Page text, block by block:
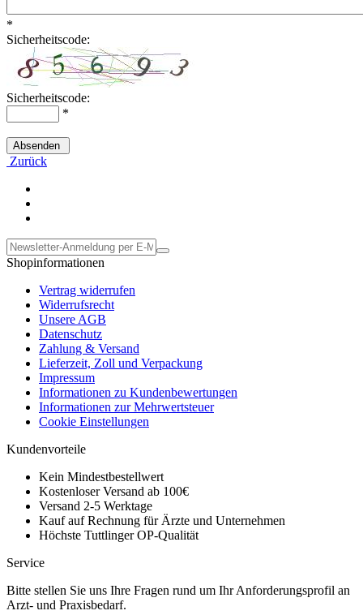
*
Sicherheitscode:
Sicherheitscode:
*
Absenden
Zurück
Shopinformationen
Vertrag widerrufen
Widerrufsrecht
Unsere AGB
Datenschutz
Zahlung & Versand
Lieferzeit, Zoll und Verpackung
Impressum
Informationen zu Kundenbewertungen
Informationen zur Mehrwertsteuer
Cookie Einstellungen
Kundenvorteile
Kein Mindestbestellwert
Kostenloser Versand ab 100€
Versand 2-5 Werktage
Kauf auf Rechnung für Ärzte und Unternehmen
Höchste Tuttlinger OP-Qualität
Service
Bitte stellen Sie uns Ihre Fragen rund um Ihr Anforderungsprofil an
Arzt- und Praxisbedarf.